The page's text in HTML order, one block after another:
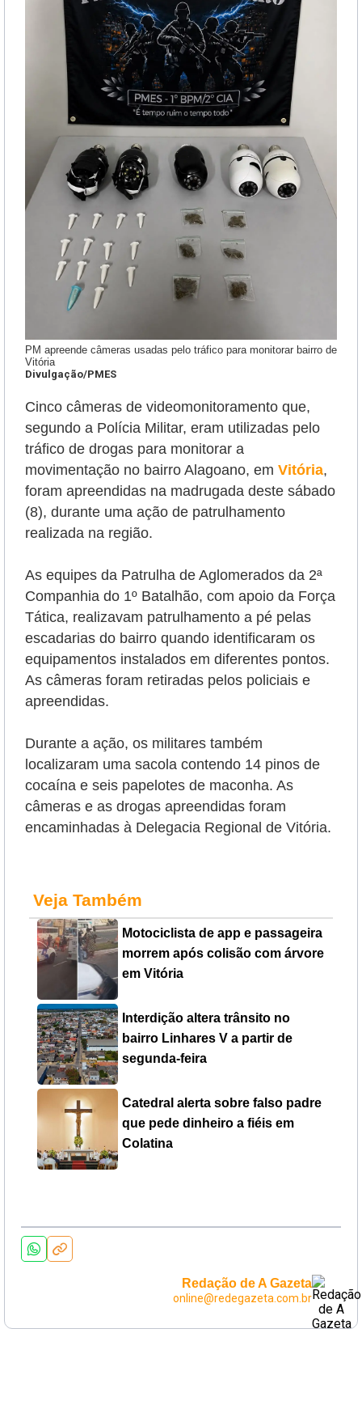
PM apreende câmeras usadas pelo tráfico para monitorar bairro de
Vitória
Divulgação/PMES
Cinco câmeras de videomonitoramento que,
segundo a Polícia Militar, eram utilizadas pelo
tráfico de drogas para monitorar a
movimentação no bairro Alagoano, em Vitória,
foram apreendidas na madrugada deste sábado
(8), durante uma ação de patrulhamento
realizada na região.
As equipes da Patrulha de Aglomerados da 2ª
Companhia do 1º Batalhão, com apoio da Força
Tática, realizavam patrulhamento a pé pelas
escadarias do bairro quando identificaram os
equipamentos instalados em diferentes pontos.
As câmeras foram retiradas pelos policiais e
apreendidas.
Durante a ação, os militares também
localizaram uma sacola contendo 14 pinos de
cocaína e seis papelotes de maconha. As
câmeras e as drogas apreendidas foram
encaminhadas à Delegacia Regional de Vitória.
Veja Também
Motociclista de app e passageira
morrem após colisão com árvore
em Vitória
Interdição altera trânsito no
bairro Linhares V a partir de
segunda-feira
Catedral alerta sobre falso padre
que pede dinheiro a fiéis em
Colatina
Redação de A Gazeta
online@redegazeta.com.br